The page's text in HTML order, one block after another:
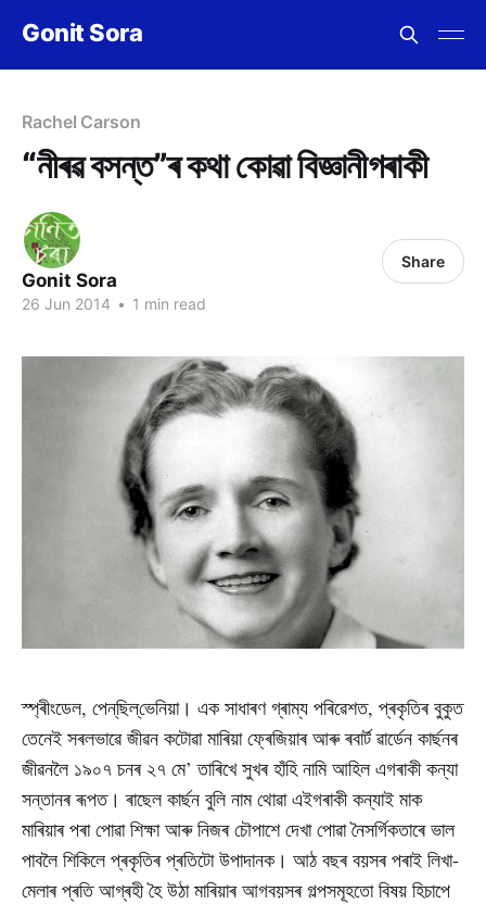
Gonit Sora
Rachel Carson
“নীৰৱ বসন্ত”ৰ কথা কোৱা বিজ্ঞানীগৰাকী
Gonit Sora
26 Jun 2014 • 1 min read
Share
স্প্ৰীংডেল, পেন্‌ছিল্‌ভেনিয়া। এক সাধাৰণ গ্ৰাম্য পৰিৱেশত, প্ৰকৃতিৰ বুকুত
তেনেই সৰলভাৱে জীৱন কটোৱা মাৰিয়া ফ্ৰেজিয়াৰ আৰু ৰবাৰ্ট ৱাৰ্ডেন কাৰ্ছনৰ
জীৱনলৈ ১৯০৭ চনৰ ২৭ মে’ তাৰিখে সুখৰ হাঁহি নামি আহিল এগৰাকী কন্যা
সন্তানৰ ৰূপত। ৰাছেল কাৰ্ছন বুলি নাম থোৱা এইগৰাকী কন্যাই মাক
মাৰিয়াৰ পৰা পোৱা শিক্ষা আৰু নিজৰ চৌপাশে দেখা পোৱা নৈসৰ্গিকতাৰে ভাল
পাবলৈ শিকিলে প্ৰকৃতিৰ প্ৰতিটো উপাদানক। আঠ বছৰ বয়সৰ পৰাই লিখা-
মেলাৰ প্ৰতি আগ্ৰহী হৈ উঠা মাৰিয়াৰ আগবয়সৰ গল্পসমূহতো বিষয় হিচাপে